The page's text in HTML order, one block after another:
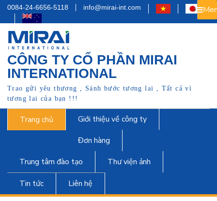
0084-24-6656-5118 info@mirai-int.com
CÔNG TY CỔ PHẦN MIRAI
INTERNATIONAL
Trao gửi yêu thương , Sánh bước tương lai , Tất cả vì
tương lai của bạn !!!
Trang chủ
Giới thiệu về công ty
Đơn hàng
Trung tâm đào tạo
Thư viện ảnh
Tin tức Liên hệ